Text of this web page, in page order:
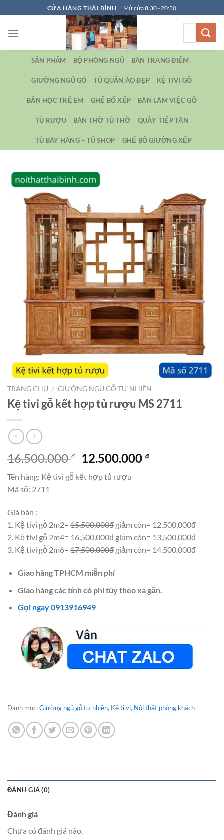
qua
nội
CỬA HÀNG THÁI BÌNH Mở cửa 8:30 - 20:30
SẢN PHẨM BỘ PHÒNG NGỦ BÀN TRANG ĐIỂM
GIƯỜNG NGỦ GỖ TỦ QUẦN ÁO ĐẸP KỆ TIVI GỖ
BẢN HỌC TRẺ EM GHẾ BỐ XẾP BÀN LÀM VIỆC GỖ
TỦ RƯỢU BÀN THỜ TỦ THỜ QUẦY TIẾP TÂN
TỦ BÀY HÀNG – TỦ SHOP GHẾ BỐ GIƯỜNG XẾP
TRANG CHỦ / GIƯỜNG NGỦ GỖ TỰ NHIÊN
Kệ tivi gỗ kết hợp tủ rượu MS 2711
16.500.000₫
Giá
gốc
là:
12.500.000 ₫Giá
Tên hàng: Kệ tivi gỗ kết hợp tủ rượu
Mã số: 2711
Giá bán :
1. Kệ tivi gỗ 2m2= 15,500,000đ giảm còn= 12,500,000đ
2. Kệ tivi gỗ 2m4= 16,500,000đ giảm còn= 13,500,000đ
3. Kệ tivi gỗ 2m6= 17,500,000đ giảm còn= 14,500,000đ
Giao hàng TPHCM miễn phí
Giao hàng các tỉnh có phí tùy theo xa gần.
Gọi ngay 0913916949
Danh mục:Giường ngủ gỗ tự nhiên, Kệ ti vi, Nội thất phòng khách
ĐÁNH GIÁ (0)
Đánh giá
Chưa có đánh giá nào.